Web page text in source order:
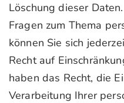
Löschung dieser
Fragen zum Thema
können Sie sich
Recht auf
haben das Recht, die
Verarbeitung Ihrer